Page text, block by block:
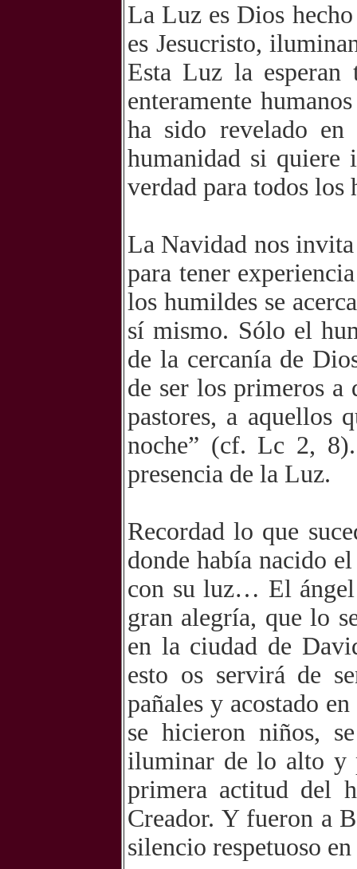
La Luz es Dios
es Jesucristo,
Esta Luz la esperan
enteramente
ha sido revelado en
humanidad si quiere
verdad para todos los
La Navidad nos
para tener
los humildes se
sí mismo. Sólo el
de la cercanía de
de ser los primeros a
pastores, a aquellos
noche” (cf. Lc 2,
presencia de la Luz.
Recordad lo que
donde había nacido
con su luz… El ángel
gran alegría, que lo
en la ciudad de
esto os servirá de
pañales y acostado
se hicieron niños,
iluminar de lo alto y
primera actitud del
Creador. Y fueron a
silencio respetuoso